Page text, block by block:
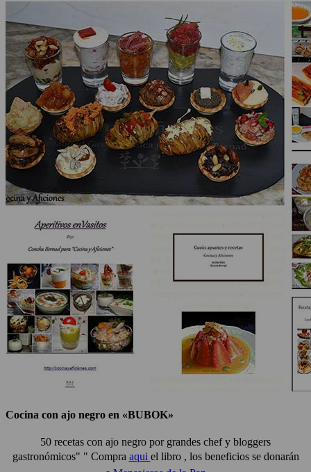
Cocina con ajo negro en «BUBOK»
50 recetas con ajo negro por grandes chef y bloggers
gastronómicos" " Compra aqui el libro , los beneficios se donarán